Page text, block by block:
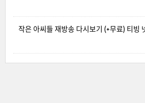
작은 아씨들 재방송 다시보기 (+무료) 티빙